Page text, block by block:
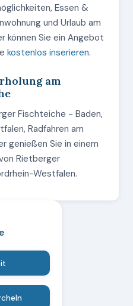
Essen &
und Urlaub am
können Sie ein Angebot
kostenlos inserieren.
am
Fischteiche - Baden,
Radfahren am
genießen Sie in einem
Rietberger
Westfalen.